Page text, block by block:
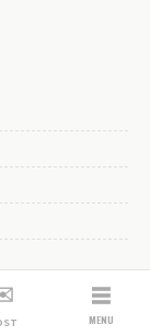
☰
MENU